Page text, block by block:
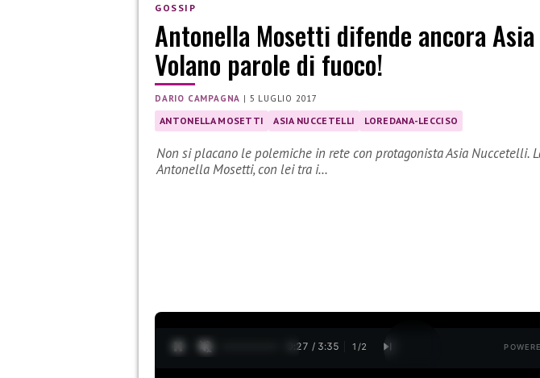
GOSSIP
Antonella Mosetti difende ancora
Volano parole di fuoco!
DARIO CAMPAGNA | 5 LUGLIO 2017
ANTONELLA MOSETTI ASIA NUCCETELLI LOREDANA-LECCISO
Non si placano le polemiche in rete con protagonista Asia Nuccetelli.
Antonella Mosetti, con lei tra i…
0:28 / 3:35 1 /2